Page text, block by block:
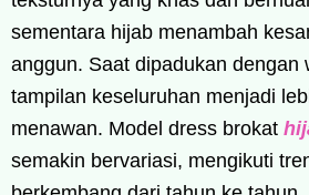
sementara hijab menambah
anggun. Saat dipadukan dengan
tampilan keseluruhan menjadi
menawan. Model dress brokat
semakin bervariasi, mengikuti